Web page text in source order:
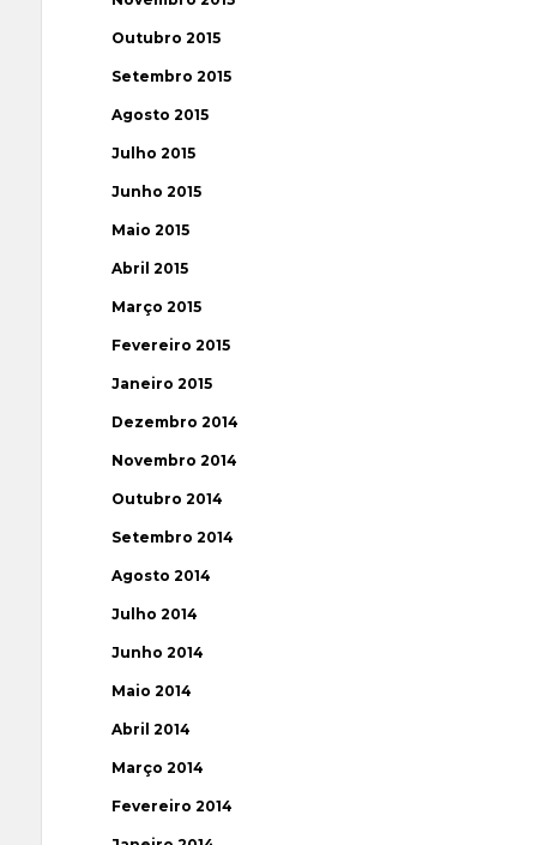
Outubro 2015
Setembro 2015
Agosto 2015
Julho 2015
Junho 2015
Maio 2015
Abril 2015
Março 2015
Fevereiro 2015
Janeiro 2015
Dezembro 2014
Novembro 2014
Outubro 2014
Setembro 2014
Agosto 2014
Julho 2014
Junho 2014
Maio 2014
Abril 2014
Março 2014
Fevereiro 2014